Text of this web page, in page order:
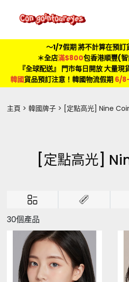
～1/7假期 將不計算在預訂
＊全店滿$800包香港順豐(
『全球配送』 門市每日開放 大量
韓國貨品預訂注意！韓國物流假期 6/
主頁 韓國牌子 [定點高光] Nine
[定點高光]
30個產品